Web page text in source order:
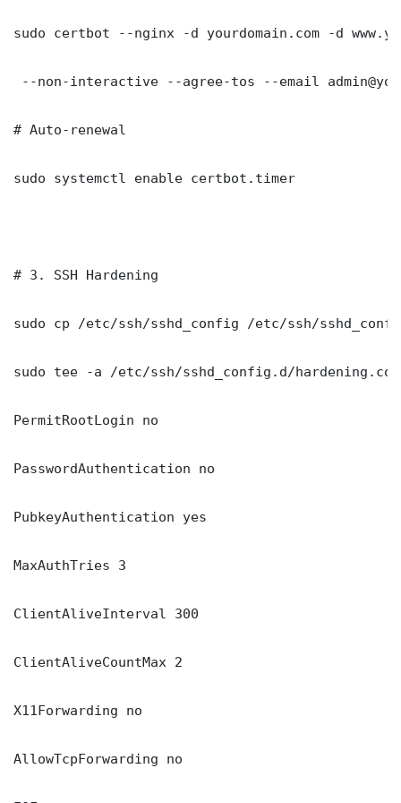
sudo certbot --nginx -d yourdomain.com -d
--non-interactive --agree-tos --email
# Auto-renewal
sudo systemctl enable certbot.timer
# 3. SSH Hardening
sudo cp /etc/ssh/sshd_config /etc/ssh/
sudo tee -a /etc/ssh/sshd_config.d/
PermitRootLogin no
PasswordAuthentication no
PubkeyAuthentication yes
MaxAuthTries 3
ClientAliveInterval 300
ClientAliveCountMax 2
X11Forwarding no
AllowTcpForwarding no